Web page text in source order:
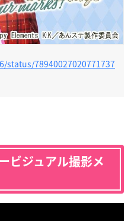
78940027020771737
ビジュアル撮影メ